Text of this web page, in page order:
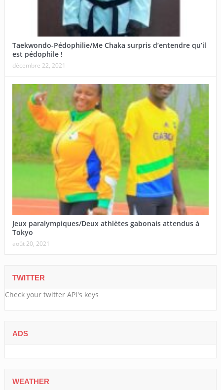
Taekwondo-Pédophilie/Me Chaka surpris d’entendre qu’il
est pédophile !
décembre 22, 2021
Jeux paralympiques/Deux athlètes gabonais attendus à
Tokyo
août 20, 2021
TWITTER
Check your twitter API's keys
ADS
WEATHER